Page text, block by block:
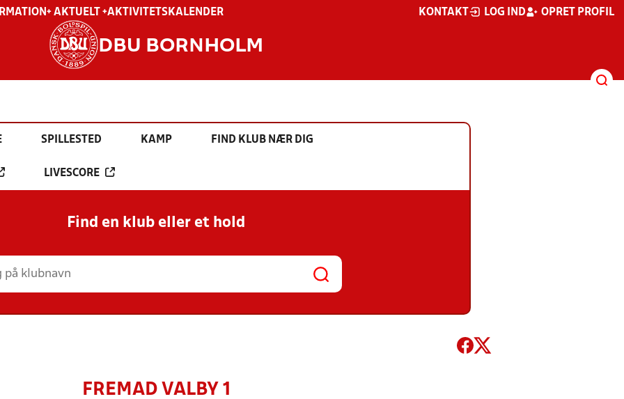
+ AKTUELT +AKTIVITETSKALENDER KONTAKT LOG IND OPRET PROFIL
DBU BORNHOLM
SPILLESTED KAMP FIND KLUB NÆR DIG
LIVESCORE
Find en klub eller et hold
FREMAD VALBY 1